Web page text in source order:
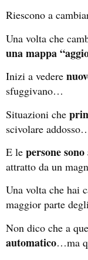
Riescono a
Una volta che
una mappa
Inizi a vedere
sfuggivano…
Situazioni che
scivolare
E le persone
attratto da un
Una volta che hai
maggior parte
Non dico che a
automatico…ma